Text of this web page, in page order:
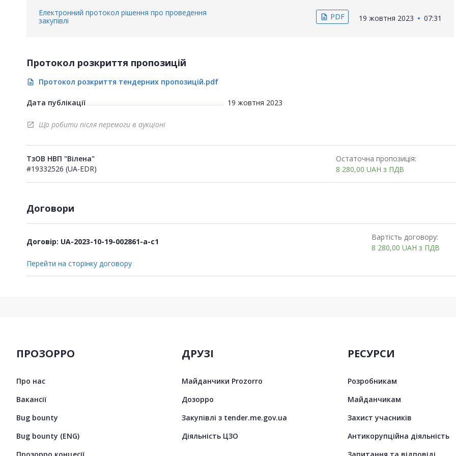
Електронний протокол рішення про проведення
закупівлі
description PDF 19 жовтня 2023 07:31
Протокол розкриття пропозицій
description Протокол розкриття тендерних пропозицій.pdf
Дата публікації 19 жовтня 2023
open_in_new Що робити після перемоги в аукціоні
ТзОВ НВП "Вілена"
#19332526 (UA-EDR)
Остаточна пропозиція:
8 280,00 UAH з ПДВ
Договори
Договір: UA-2023-10-19-002861-a-c1
Вартість договору:
8 280,00 UAH з ПДВ
Перейти на сторінку договору
ПРОЗОРРО
Про нас
Вакансії
Bug bounty
Bug bounty (ENG)
ДРУЗІ
Майданчики Prozorro
Дозорро
Закупівлі з tender.me.gov.ua
Діяльність ЦЗО
РЕСУРСИ
Розробникам
Майданчикам
Захист учасників
Антикорупційна діяльність